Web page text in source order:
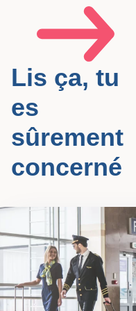
Lis ça, tu
es
sûrement
concerné